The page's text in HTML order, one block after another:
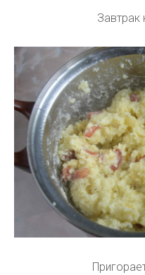
Завтрак